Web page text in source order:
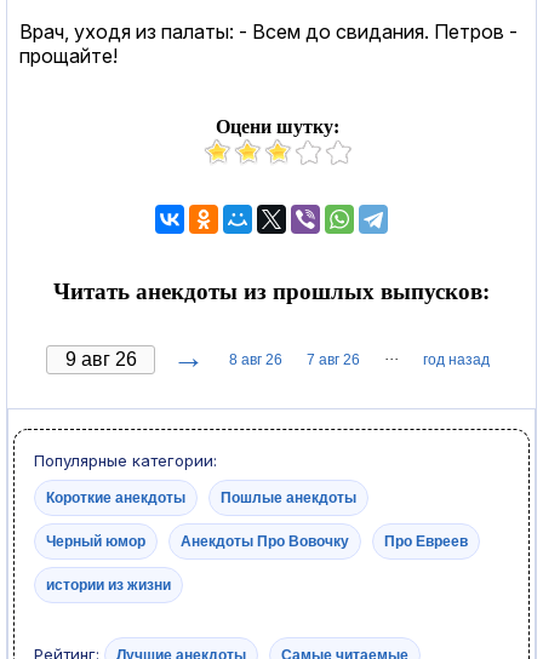
Врач, уходя из палаты: - Всем до свидания. Петров -
прощайте!
Оцени шутку:
Читать анекдоты из прошлых выпусков:
→ 8 авг 26 7 авг 26 ··· год назад
Популярные категории:
Короткие анекдоты Пошлые анекдоты
Черный юмор Анекдоты Про Вовочку Про Евреев
истории из жизни
Рейтинг: Лучшие анекдоты Самые читаемые